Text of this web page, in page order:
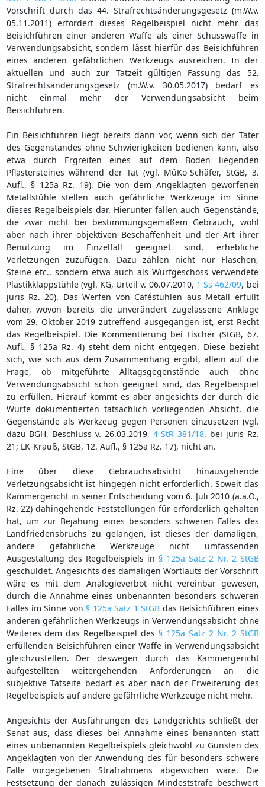
Vorschrift durch das 44. Strafrechtsänderungsgesetz (m.W.v.
05.11.2011) erfordert dieses Regelbeispiel nicht mehr das
Beisichführen einer anderen Waffe als einer Schusswaffe in
Verwendungsabsicht, sondern lässt hierfür das Beisichführen
eines anderen gefährlichen Werkzeugs ausreichen. In der
aktuellen und auch zur Tatzeit gültigen Fassung das 52.
Strafrechtsänderungsgesetz (m.W.v. 30.05.2017) bedarf es
nicht einmal mehr der Verwendungsabsicht beim
Beisichführen.
Ein Beisichführen liegt bereits dann vor, wenn sich der Täter
des Gegenstandes ohne Schwierigkeiten bedienen kann, also
etwa durch Ergreifen eines auf dem Boden liegenden
Pflastersteines während der Tat (vgl. MüKo-Schäfer, StGB, 3.
Aufl., § 125a Rz. 19). Die von dem Angeklagten geworfenen
Metallstühle stellen auch gefährliche Werkzeuge im Sinne
dieses Regelbeispiels dar. Hierunter fallen auch Gegenstände,
die zwar nicht bei bestimmungsgemäßem Gebrauch, wohl
aber nach ihrer objektiven Beschaffenheit und der Art ihrer
Benutzung im Einzelfall geeignet sind, erhebliche
Verletzungen zuzufügen. Dazu zählen nicht nur Flaschen,
Steine etc., sondern etwa auch als Wurfgeschoss verwendete
Plastikklappstühle (vgl. KG, Urteil v. 06.07.2010, 1 Ss 462/09, bei
juris Rz. 20). Das Werfen von Caféstühlen aus Metall erfüllt
daher, wovon bereits die unverändert zugelassene Anklage
vom 29. Oktober 2019 zutreffend ausgegangen ist, erst Recht
das Regelbeispiel. Die Kommentierung bei Fischer (StGB, 67.
Aufl., § 125a Rz. 4) steht dem nicht entgegen. Diese bezieht
sich, wie sich aus dem Zusammenhang ergibt, allein auf die
Frage, ob mitgeführte Alltagsgegenstände auch ohne
Verwendungsabsicht schon geeignet sind, das Regelbeispiel
zu erfüllen. Hierauf kommt es aber angesichts der durch die
Würfe dokumentierten tatsächlich vorliegenden Absicht, die
Gegenstände als Werkzeug gegen Personen einzusetzen (vgl.
dazu BGH, Beschluss v. 26.03.2019, 4 StR 381/18, bei juris Rz.
21; LK-Krauß, StGB, 12. Aufl., § 125a Rz. 17), nicht an.
Eine über diese Gebrauchsabsicht hinausgehende
Verletzungsabsicht ist hingegen nicht erforderlich. Soweit das
Kammergericht in seiner Entscheidung vom 6. Juli 2010 (a.a.O.,
Rz. 22) dahingehende Feststellungen für erforderlich gehalten
hat, um zur Bejahung eines besonders schweren Falles des
Landfriedensbruchs zu gelangen, ist dieses der damaligen,
andere gefährliche Werkzeuge nicht umfassenden
Ausgestaltung des Regelbeispiels in § 125a Satz 2 Nr. 2 StGB
geschuldet. Angesichts des damaligen Wortlauts der Vorschrift
wäre es mit dem Analogieverbot nicht vereinbar gewesen,
durch die Annahme eines unbenannten besonders schweren
Falles im Sinne von § 125a Satz 1 StGB das Beisichführen eines
anderen gefährlichen Werkzeugs in Verwendungsabsicht ohne
Weiteres dem das Regelbeispiel des § 125a Satz 2 Nr. 2 StGB
erfüllenden Beisichführen einer Waffe in Verwendungsabsicht
gleichzustellen. Der deswegen durch das Kammergericht
aufgestellten weitergehenden Anforderungen an die
subjektive Tatseite bedarf es aber nach der Erweiterung des
Regelbeispiels auf andere gefährliche Werkzeuge nicht mehr.
Angesichts der Ausführungen des Landgerichts schließt der
Senat aus, dass dieses bei Annahme eines benannten statt
eines unbenannten Regelbeispiels gleichwohl zu Gunsten des
Angeklagten von der Anwendung des für besonders schwere
Fälle vorgegebenen Strafrahmens abgewichen wäre. Die
Festsetzung der danach zulässigen Mindeststrafe beschwert